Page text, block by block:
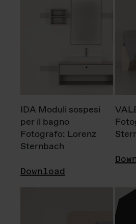
IDA Moduli sospesi
per il bagno
Fotografo: Lorenz
Sternbach
Download